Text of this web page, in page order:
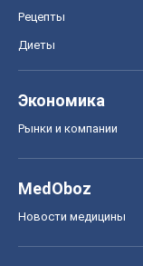
Рецепты
Диеты
Экономика
Рынки и компании
MedOboz
Новости медицины